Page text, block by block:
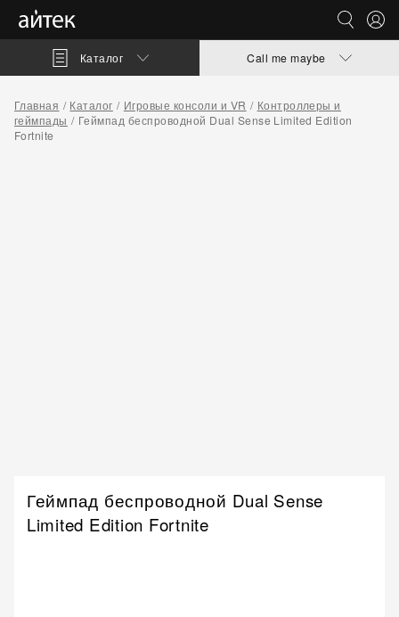
Call me maybe
Главная Каталог Игровые консоли и VR
Контроллеры и
геймпады
Геймпад беспроводной Dual Sense Limited Edition
Fortnite
Каталог
Геймпад беспроводной Dual Sense
Limited Edition Fortnite